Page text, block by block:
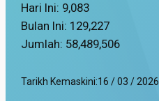
Hari Ini: 9,083
Bulan Ini: 129,227
Jumlah: 58,489,506
Tarikh Kemaskini:16 / 03 / 2026